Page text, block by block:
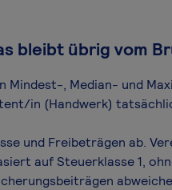
bleibt übrig vom
, Median- und
in (Handwerk)
und Freibeträgen ab.
auf Steuerklasse 1,